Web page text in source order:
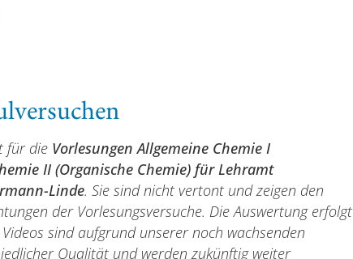
für die Vorlesungen Allgemeine Chemie I
II (Organische Chemie) für Lehramt
Linde. Sie sind nicht vertont und zeigen den
der Vorlesungsversuche. Die Auswertung erfolgt
sind aufgrund unserer noch wachsenden
Qualität und werden zukünftig weiter